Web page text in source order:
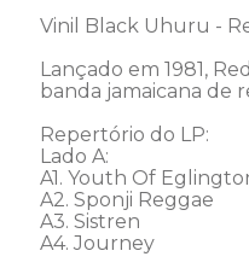
Vinil Black Uhuru -
Lançado em 1981,
banda jamaicana de
Repertório do LP:
Lado A:
A1. Youth Of
A2. Sponji Reggae
A3. Sistren
A4. Journey